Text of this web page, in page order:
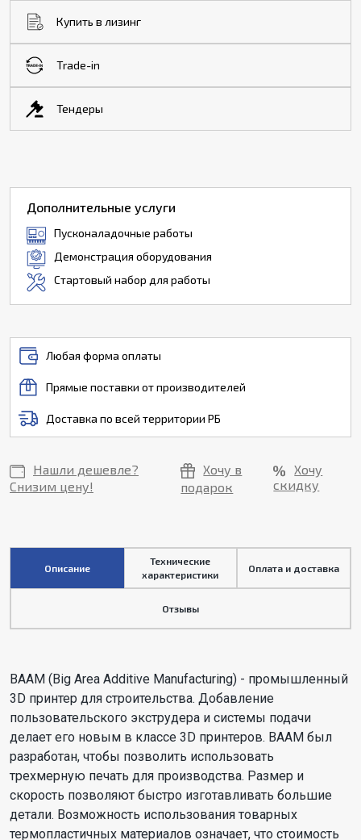
Купить в лизинг
Trade-in
Тендеры
Дополнительные услуги
Пусконаладочные работы
Демонстрация оборудования
Стартовый набор для работы
Любая форма оплаты
Прямые поставки от производителей
Доставка по всей территории РБ
Нашли дешевле?
Снизим цену!
Хочу в
подарок
Хочу
скидку
Описание
Технические
характеристики
Оплата и доставка
Отзывы
BAAM (Big Area Additive Manufacturing) - промышленный
3D принтер для строительства. Добавление
пользовательского экструдера и системы подачи
делает его новым в классе 3D принтеров. BAAM был
разработан, чтобы позволить использовать
трехмерную печать для производства. Размер и
скорость позволяют быстро изготавливать большие
детали. Возможность использования товарных
термопластичных материалов означает, что стоимость